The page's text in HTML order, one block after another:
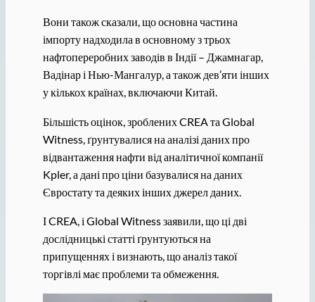
Вони також сказали, що основна частина
імпорту надходила в основному з трьох
нафтопереробних заводів в Індії – Джамнагар,
Вадінар і Нью-Мангалур, а також дев’яти інших
у кількох країнах, включаючи Китай.
Більшість оцінок, зроблених CREA та Global
Witness, ґрунтувалися на аналізі даних про
відвантаження нафти від аналітичної компанії
Kpler, а дані про ціни базувалися на даних
Євростату та деяких інших джерел даних.
І CREA, і Global Witness заявили, що ці дві
дослідницькі статті ґрунтуються на
припущеннях і визнають, що аналіз такої
торгівлі має проблеми та обмеження.